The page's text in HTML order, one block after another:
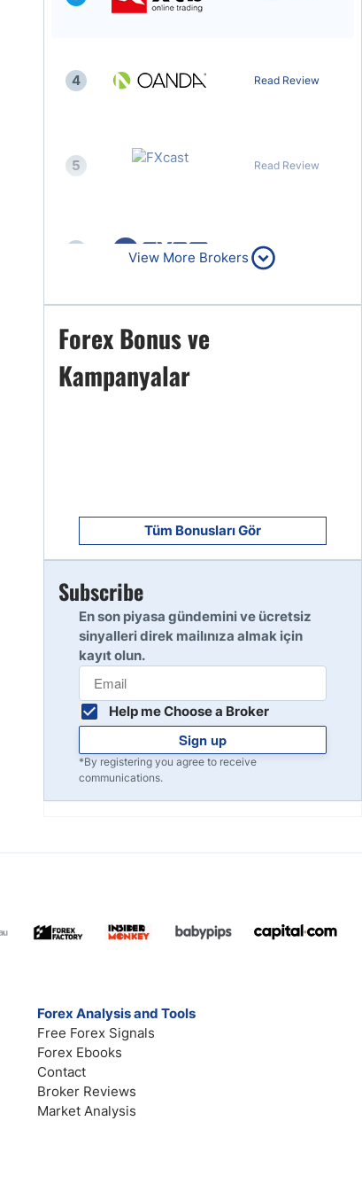
4 Read Review
5 Read Review
Read Review
7
10
View More Brokers
Forex Bonus ve
Kampanyalar
Tüm Bonusları Gör
Subscribe
En son piyasa gündemini ve ücretsiz
sinyalleri direk mailınıza almak için
kayıt olun.
Help me Choose a Broker
Sign up
*By registering you agree to receive
communications.
Forex Analysis and Tools
Free Forex Signals
Forex Ebooks
Contact
Broker Reviews
Market Analysis